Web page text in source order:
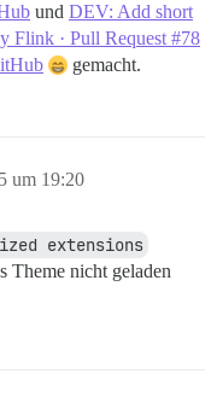
und DEV: Add short
Flink · Pull Request #78
gemacht.
um 19:20
extensions
Theme nicht geladen